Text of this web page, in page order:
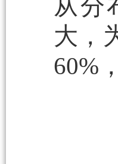
从分
大，
60%